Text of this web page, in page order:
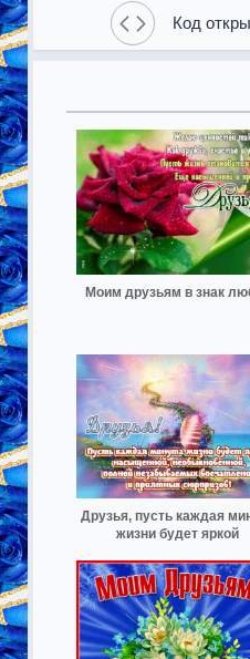
Код
Моим друзьям в знак
Друзья, пусть каждая
жизни будет яркой